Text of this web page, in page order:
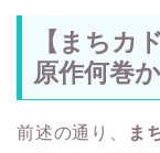
【まちカ
原作何巻
前述の通り、 ま